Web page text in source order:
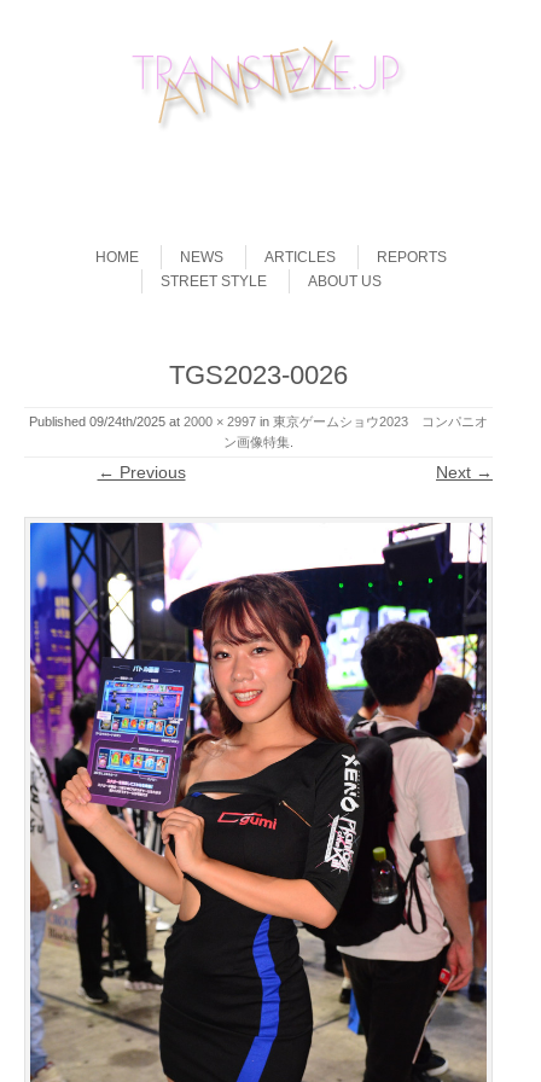
HOME
NEWS ARTICLES
REPORTS
STREET STYLE
ABOUT US
TGS2023-0026
Published 09/24th/2025 at 2000 × 2997 in 東京ゲームショウ2023 コンパニオ
ン画像特集
← Previous Next →